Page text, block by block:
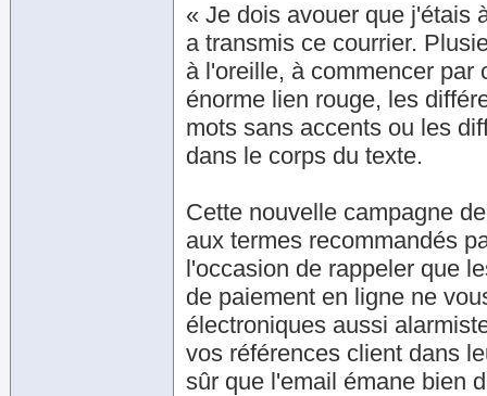
« Je dois avouer que j'étais
a transmis ce courrier.
à l'oreille, à commencer par
énorme lien rouge, les
mots sans accents ou les
dans le corps du texte.
Cette nouvelle campagne
aux termes recommandés
l'occasion de rappeler que
de paiement en ligne ne
électroniques aussi
vos références client dans
sûr que l'email émane bien